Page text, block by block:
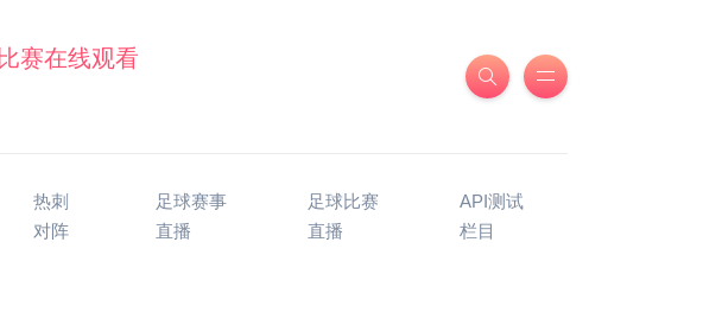
热刺
对阵
足球赛事
直播
足球比赛
直播
API测试
栏目